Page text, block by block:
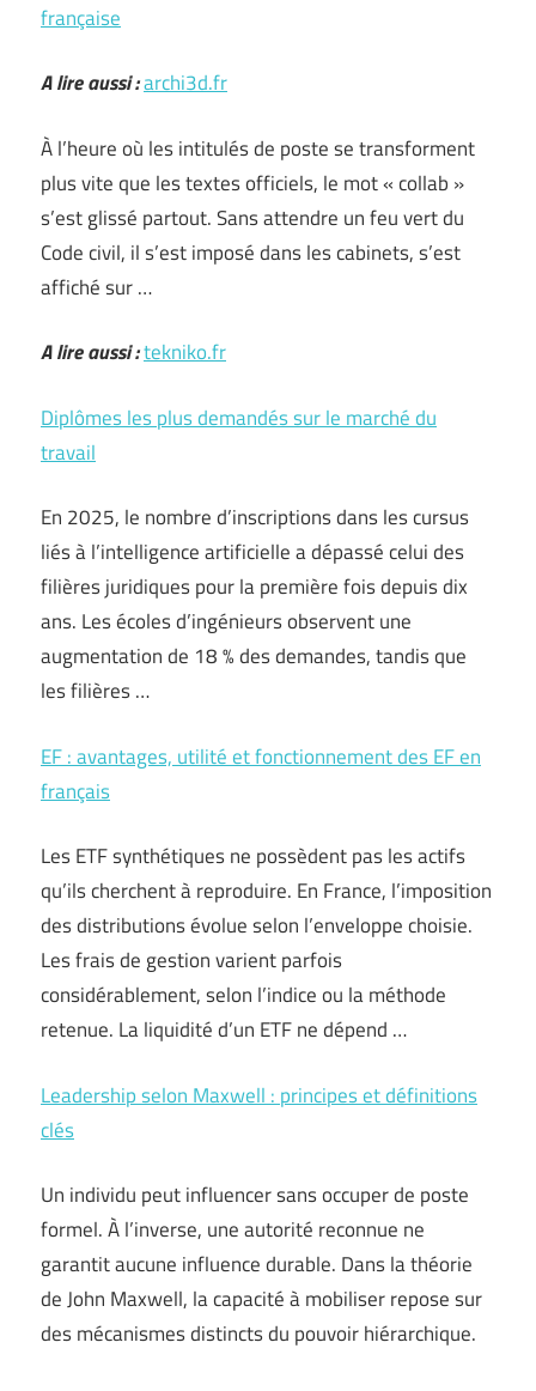
française
A lire aussi :archi3d.fr
À l’heure où les intitulés de poste se transforment
plus vite que les textes officiels, le mot « collab »
s’est glissé partout. Sans attendre un feu vert du
Code civil, il s’est imposé dans les cabinets, s’est
affiché sur …
A lire aussi :tekniko.fr
Diplômes les plus demandés sur le marché du
travail
En 2025, le nombre d’inscriptions dans les cursus
liés à l’intelligence artificielle a dépassé celui des
filières juridiques pour la première fois depuis dix
ans. Les écoles d’ingénieurs observent une
augmentation de 18 % des demandes, tandis que
les filières …
EF : avantages, utilité et fonctionnement des EF en
français
Les ETF synthétiques ne possèdent pas les actifs
qu’ils cherchent à reproduire. En France, l’imposition
des distributions évolue selon l’enveloppe choisie.
Les frais de gestion varient parfois
considérablement, selon l’indice ou la méthode
retenue. La liquidité d’un ETF ne dépend …
Leadership selon Maxwell : principes et définitions
clés
Un individu peut influencer sans occuper de poste
formel. À l’inverse, une autorité reconnue ne
garantit aucune influence durable. Dans la théorie
de John Maxwell, la capacité à mobiliser repose sur
des mécanismes distincts du pouvoir hiérarchique.